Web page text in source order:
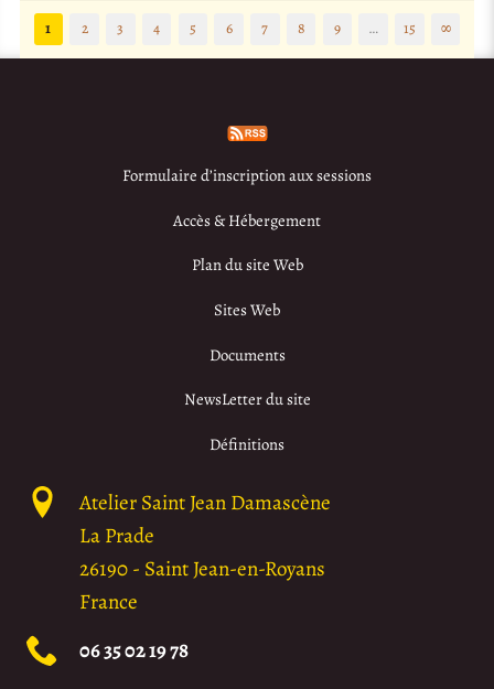
1
2 3 4 5 6 7 8 9 … 15 ∞
Formulaire d’inscription aux sessions
Accès & Hébergement
Plan du site Web
Sites Web
Documents
NewsLetter du site
Définitions
Atelier Saint Jean Damascène
La Prade
26190- Saint Jean-en-Royans
France
06 35 02 19 78